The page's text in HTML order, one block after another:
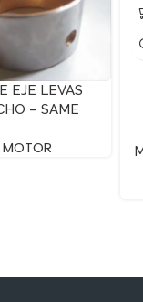
EJE LEVAS
– SAME
MOTOR